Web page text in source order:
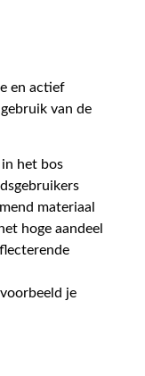
en actief
van de
het bos
materiaal
hoge aandeel
je